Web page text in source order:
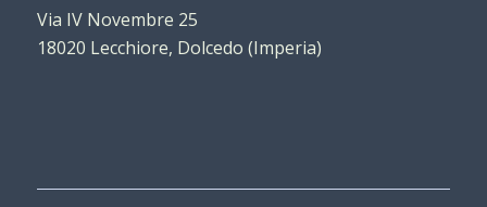
Via IV Novembre 25
18020 Lecchiore, Dolcedo (Imperia)